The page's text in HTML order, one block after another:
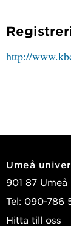
http://
Umeå
901 87 Umeå
Tel: 090-786
Hitta till oss